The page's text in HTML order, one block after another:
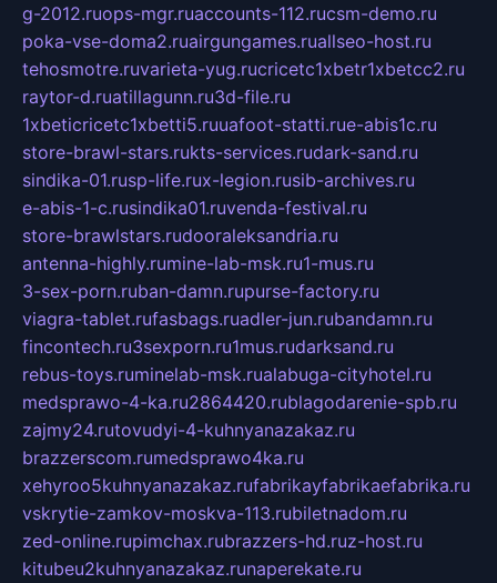
g-2012.ruops-mgr.ruaccounts-112.rucsm-demo.ru
poka-vse-doma2.ruairgungames.ruallseo-host.ru
tehosmotre.ruvarieta-yug.rucricetc1xbetr1xbetcc2.ru
raytor-d.ruatillagunn.ru3d-file.ru
1xbeticricetc1xbetti5.ruuafoot-statti.rue-abis1c.ru
store-brawl-stars.rukts-services.rudark-sand.ru
sindika-01.rusp-life.rux-legion.rusib-archives.ru
e-abis-1-c.rusindika01.ruvenda-festival.ru
store-brawlstars.rudooraleksandria.ru
antenna-highly.rumine-lab-msk.ru1-mus.ru
3-sex-porn.ruban-damn.rupurse-factory.ru
viagra-tablet.rufasbags.ruadler-jun.rubandamn.ru
fincontech.ru3sexporn.ru1mus.rudarksand.ru
rebus-toys.ruminelab-msk.rualabuga-cityhotel.ru
medsprawo-4-ka.ru2864420.rublagodarenie-spb.ru
zajmy24.rutovudyi-4-kuhnyanazakaz.ru
brazzerscom.rumedsprawo4ka.ru
xehyroo5kuhnyanazakaz.rufabrikayfabrikaefabrika.ru
vskrytie-zamkov-moskva-113.rubiletnadom.ru
zed-online.rupimchax.rubrazzers-hd.ruz-host.ru
kitubeu2kuhnyanazakaz.runaperekate.ru